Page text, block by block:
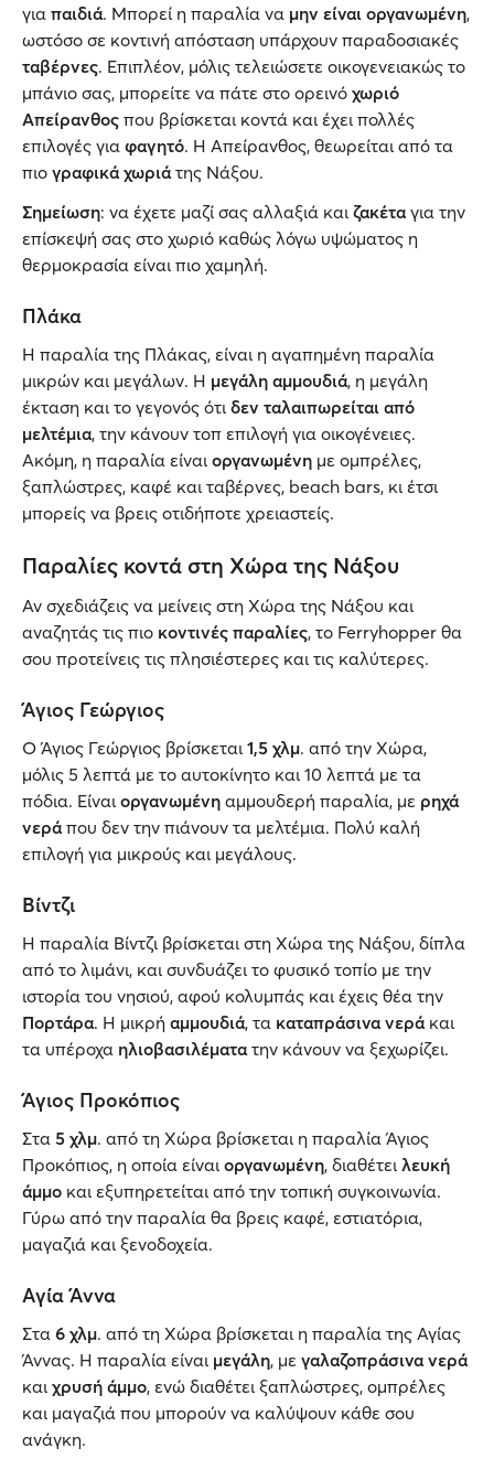
για παιδιά. Μπορεί η παραλία να μην είναι οργανωμένη,
ωστόσο σε κοντινή απόσταση υπάρχουν παραδοσιακές
ταβέρνες. Επιπλέον, μόλις τελειώσετε οικογενειακώς το
μπάνιο σας, μπορείτε να πάτε στο ορεινό χωριό
Απείρανθος που βρίσκεται κοντά και έχει πολλές
επιλογές για φαγητό. Η Απείρανθος, θεωρείται από τα
πιο γραφικά χωριάτης Νάξου.
Σημείωση: να έχετε μαζί σας αλλαξιά και ζακέταγια την
επίσκεψή σας στο χωριό καθώς λόγω υψώματος η
θερμοκρασία είναι πιο χαμηλή.
Πλάκα
Η παραλία της Πλάκας, είναι η αγαπημένη παραλία
μικρών και μεγάλων. Η μεγάλη αμμουδιά, η μεγάλη
έκταση και το γεγονός ότι δεν ταλαιπωρείται από
μελτέμια, την κάνουν τοπ επιλογή για οικογένειες.
Ακόμη, η παραλία είναι οργανωμένη με ομπρέλες,
ξαπλώστρες, καφέ και ταβέρνες, beach bars, κι έτσι
μπορείς να βρεις οτιδήποτε χρειαστείς.
Παραλίες κοντά στη Χώρα της Νάξου
Αν σχεδιάζεις να μείνεις στη Χώρα της Νάξου και
αναζητάς τις πιο κοντινές παραλίες, το Ferryhopper θα
σου προτείνεις τις πλησιέστερες και τις καλύτερες.
Άγιος Γεώργιος
Ο Άγιος Γεώργιος βρίσκεται 1,5 χλμ. από την Χώρα,
μόλις 5 λεπτά με το αυτοκίνητο και 10 λεπτά με τα
πόδια. Είναι οργανωμένη αμμουδερή παραλία, με ρηχά
νεράπου δεν την πιάνουν τα μελτέμια. Πολύ καλή
επιλογή για μικρούς και μεγάλους.
Βίντζι
Η παραλία Βίντζι βρίσκεται στη Χώρα της Νάξου, δίπλα
από το λιμάνι, και συνδυάζει το φυσικό τοπίο με την
ιστορία του νησιού, αφού κολυμπάς και έχεις θέα την
Πορτάρα. Η μικρή αμμουδιά, τα καταπράσινα νεράκαι
τα υπέροχα ηλιοβασιλέματατην κάνουν να ξεχωρίζει.
Άγιος Προκόπιος
Στα 5 χλμ. από τη Χώρα βρίσκεται η παραλία Άγιος
Προκόπιος, η οποία είναι οργανωμένη, διαθέτει λευκή
άμμο και εξυπηρετείται από την τοπική συγκοινωνία.
Γύρω από την παραλία θα βρεις καφέ, εστιατόρια,
μαγαζιά και ξενοδοχεία.
Αγία Άννα
Στα 6 χλμ. από τη Χώρα βρίσκεται η παραλία της Αγίας
Άννας. Η παραλία είναι μεγάλη, με γαλαζοπράσινα νερά
και χρυσή άμμο, ενώ διαθέτει ξαπλώστρες, ομπρέλες
και μαγαζιά που μπορούν να καλύψουν κάθε σου
ανάγκη.